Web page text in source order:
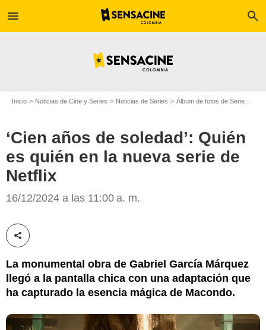
menu search
Inicio Noticias de Cine y Series Noticias de Series Álbum de fotos de Serie
‘Cien años de soledad’: Quién
es quién en la nueva serie de
Netflix
16/12/2024 a las 11:00 a. m.
Compartir esta noticia
La monumental obra de Gabriel García Márquez
llegó a la pantalla chica con una adaptación que
ha capturado la esencia mágica de Macondo.